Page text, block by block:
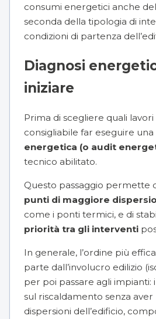
consumi energetici anche
seconda della tipologia di
condizioni di partenza
Diagnosi
iniziare
Prima di scegliere quali lavori
consigliabile far eseguire una
energetica (o audit
tecnico abilitato.
Questo passaggio permette
punti di maggiore
come i ponti termici, e di
priorità tra gli interventi
In generale, l’ordine più
parte dall’involucro edilizio
per poi passare agli
sul riscaldamento senza
dispersioni dell’edificio,